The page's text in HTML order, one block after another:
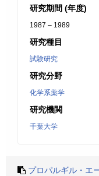
研究期間 (年度)
1987 – 1989
研究種目
試験研究
研究分野
化学系薬学
研究機関
千葉大学
プロパルギル・エ